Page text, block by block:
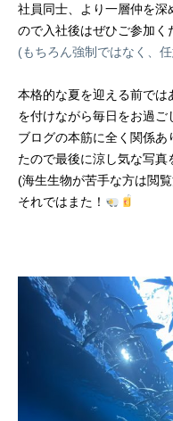
社員同士、より一層仲を深
ので入社後はぜひご参加く
(もちろん強制ではなく、
本格的な夏を迎える前で
を付けながら毎日をお過ご
ブログの本筋に全く関係
たので最後に涼し気な写真
(海生生物が苦手な方は閲
それではまた！